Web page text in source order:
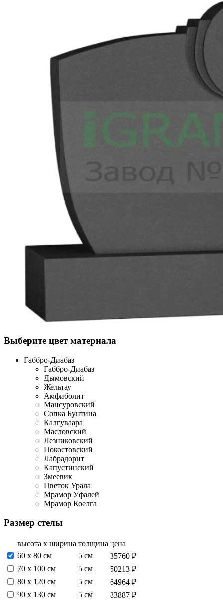
Выберите цвет материала
Габбро-Диабаз
Габбро-Диабаз
Дымовский
Жельтау
Амфиболит
Мансуровский
Сопка Бунтина
Калгуваара
Масловский
Лезниковский
Покостовский
Лабрадорит
Капустинский
Змеевик
Цветок Урала
Мрамор Уфалей
Мрамор Коелга
Размер стелы
высота х ширина толщина цена
60 х 80 см
5 см
35760 ₽
70 х 100 см
5 см
50213 ₽
80 х 120 см
5 см
64964 ₽
90 х 130 см
5 см
83887 ₽